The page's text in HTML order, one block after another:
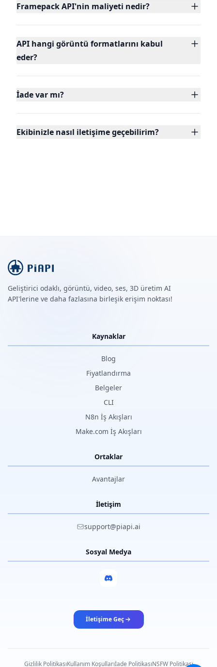
Framepack API'nin maliyeti nedir?
API hangi görüntü formatlarını kabul
eder?
İade var mı?
Ekibinizle nasıl iletişime geçebilirim?
Geliştirici odaklı, görüntü, video, ses, 3D üretim AI
API'lerine ve daha fazlasına birleşik erişim noktası!
Kaynaklar
Blog
Fiyatlandırma
Belgeler
CLI
N8n İş Akışları
Make.com İş Akışları
Ortaklar
Avantajlar
İletişim
support@piapi.ai
Sosyal Medya
İletişime Geç
Gizlilik PolitikasıKullanım Koşullarıİade PolitikasıNSFW Politikası